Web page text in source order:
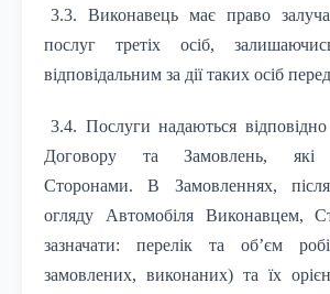
3.3. Виконавець має право
послуг третіх осіб,
відповідальним за дії таких осіб
3.4. Послуги надаються
Договору та Замовлень, які
Сторонами. В Замовленнях,
огляду Автомобіля Виконавцем,
зазначати: перелік та об’єм
замовлених, виконаних) та їх